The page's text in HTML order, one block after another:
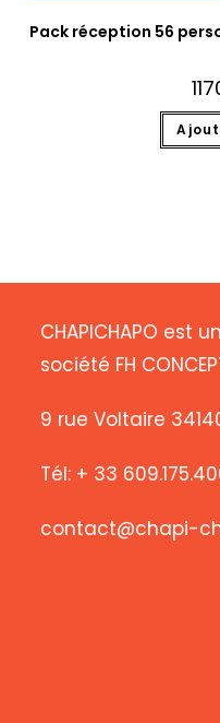
Pack réception 56
CHAPICHAPO est
société FH
9 rue Voltaire
Tél: + 33
contact@chapi-